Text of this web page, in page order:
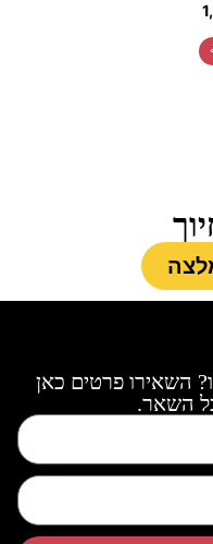
השאירו פרטים כאן
השאר.